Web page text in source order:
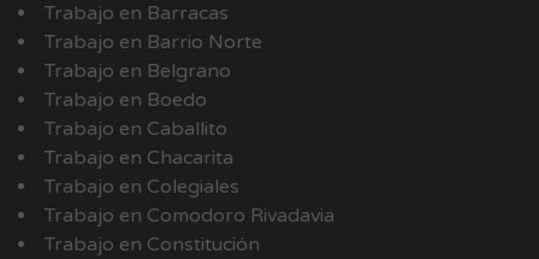
Trabajo en Barracas
Trabajo en Barrio Norte
Trabajo en Belgrano
Trabajo en Boedo
Trabajo en Caballito
Trabajo en Chacarita
Trabajo en Colegiales
Trabajo en Comodoro Rivadavia
Trabajo en Constitución